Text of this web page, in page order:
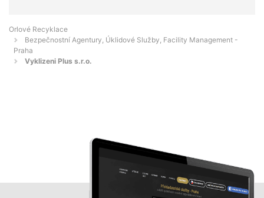
Orlové Recyklace
Bezpečnostní Agentury, Úklidové Služby, Facility Management -
Praha
Vyklizeni Plus s.r.o.